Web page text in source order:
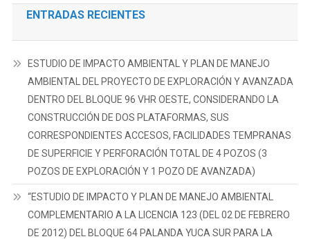
ENTRADAS RECIENTES
ESTUDIO DE IMPACTO AMBIENTAL Y PLAN DE MANEJO
AMBIENTAL DEL PROYECTO DE EXPLORACIÓN Y AVANZADA
DENTRO DEL BLOQUE 96 VHR OESTE, CONSIDERANDO LA
CONSTRUCCIÓN DE DOS PLATAFORMAS, SUS
CORRESPONDIENTES ACCESOS, FACILIDADES TEMPRANAS
DE SUPERFICIE Y PERFORACIÓN TOTAL DE 4 POZOS (3
POZOS DE EXPLORACIÓN Y 1 POZO DE AVANZADA)
“ESTUDIO DE IMPACTO Y PLAN DE MANEJO AMBIENTAL
COMPLEMENTARIO A LA LICENCIA 123 (DEL 02 DE FEBRERO
DE 2012) DEL BLOQUE 64 PALANDA YUCA SUR PARA LA